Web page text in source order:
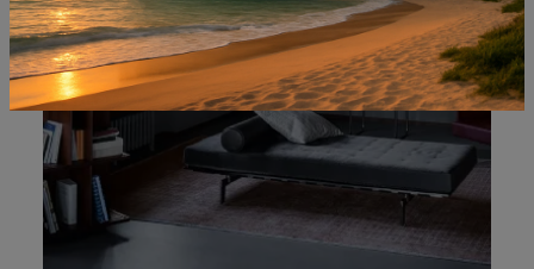
TURNER